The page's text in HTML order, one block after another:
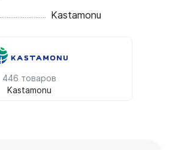
Kastamonu
446 товаров
Kastamonu